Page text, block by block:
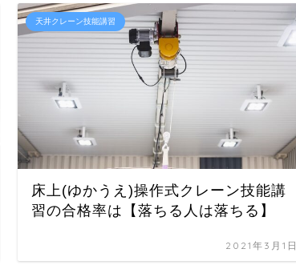
天井クレーン技能講習
床上(ゆかうえ)操作式クレーン技能講
習の合格率は【落ちる人は落ちる】
2021年3月1日